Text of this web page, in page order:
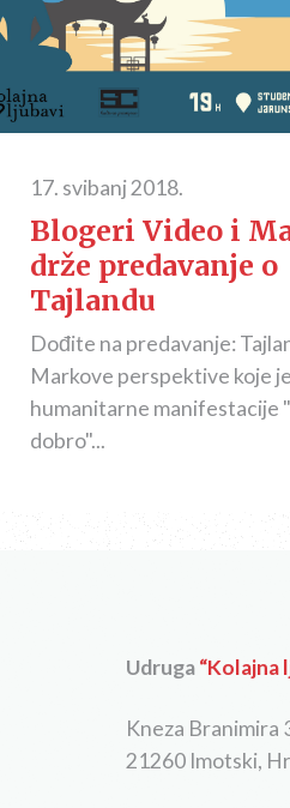
17. svibanj 2018.
Blogeri Video i
drže predavanje o
Tajlandu
Dođite na predavanje:
Markove perspektive koje
humanitarne manifestacije
dobro"...
Udruga“Kolajna
Kneza Branimira
21260 Imotski,